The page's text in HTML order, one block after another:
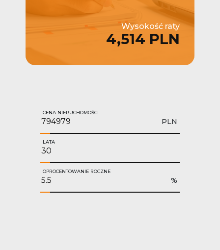
Wysokość raty
4,514 PLN
CENA NIERUCHOMOŚCI
PLN
LATA
OPROCENTOWANIE ROCZNE
%